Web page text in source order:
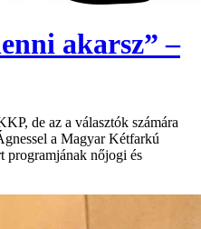
akarsz” –
de az a választók számára
a Magyar Kétfarkú
programjának nőjogi és